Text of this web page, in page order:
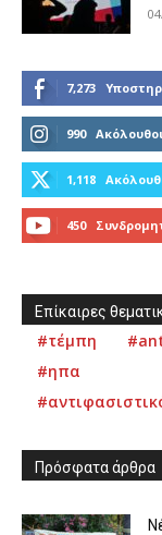
7,273
990
1,118
450
Επίκαιρες
#τέμπη
#ηπα
Πρόσφατα άρθρα